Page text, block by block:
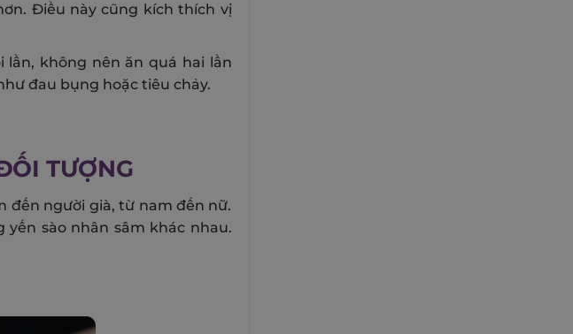
Điều này cũng kích thích vị
lần, không nên ăn quá hai lần
đau bụng hoặc tiêu chảy.
TƯỢNG
đến người già, từ nam đến nữ.
sào nhân sâm khác nhau.